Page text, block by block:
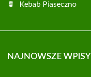
Kebab Piaseczno
NAJNOWSZE WPISY